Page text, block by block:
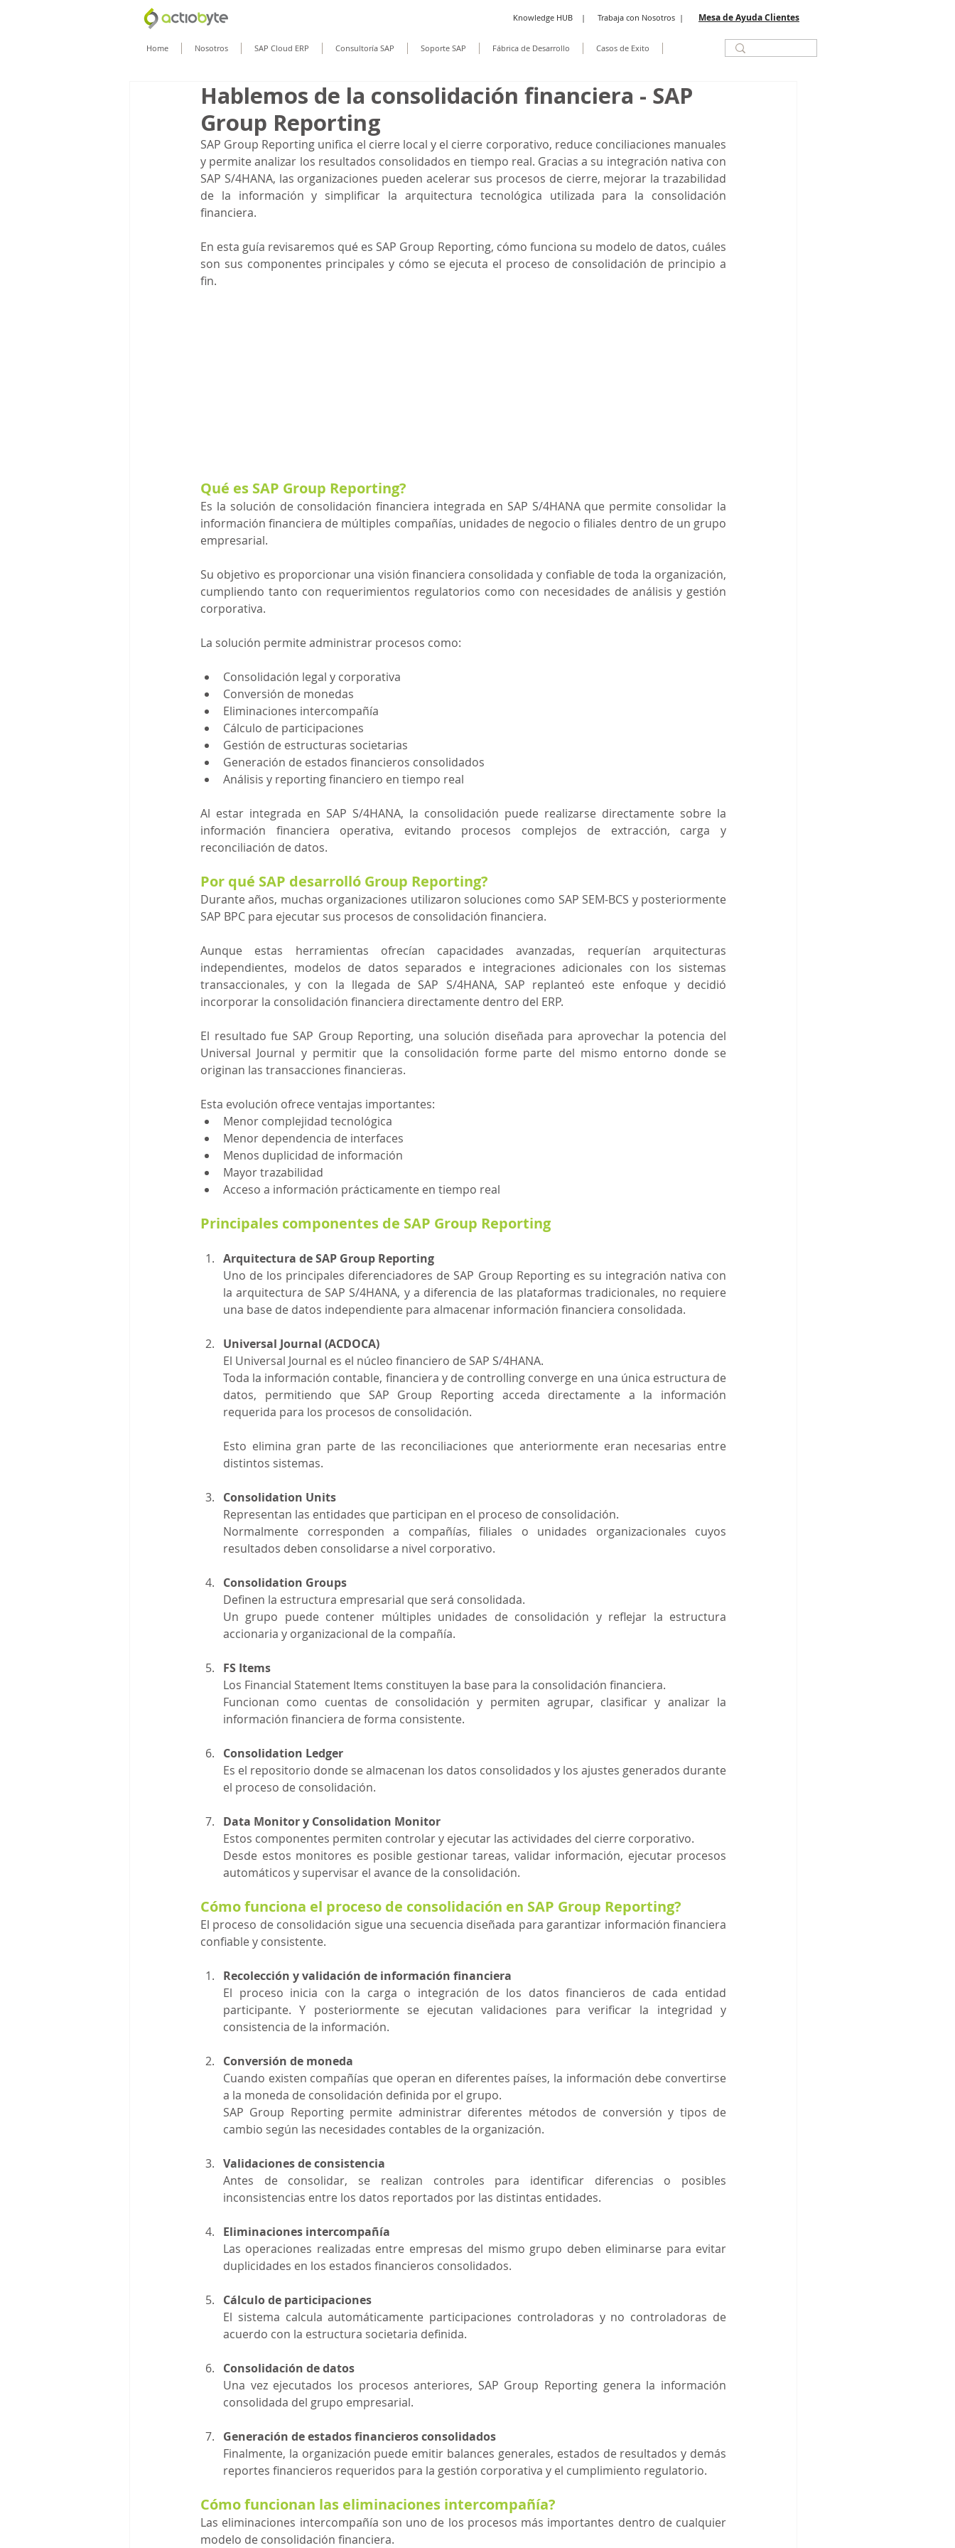
Knowledge HUB | Trabaja con Nosotros | Mesa de Ayuda Clientes
Home Nosotros SAP Cloud ERP Consultoría SAP Soporte SAP Fábrica de Desarrollo Casos de Exito
Hablemos de la consolidación financiera - SAP
Group Reporting
SAP Group Reporting unifica el cierre local y el cierre corporativo, reduce conciliaciones manuales
y permite analizar los resultados consolidados en tiempo real. Gracias a su integración nativa con
SAP S/4HANA, las organizaciones pueden acelerar sus procesos de cierre, mejorar la trazabilidad
de la información y simplificar la arquitectura tecnológica utilizada para la consolidación
financiera.
En esta guía revisaremos qué es SAP Group Reporting, cómo funciona su modelo de datos, cuáles
son sus componentes principales y cómo se ejecuta el proceso de consolidación de principio a
fin.
Qué es SAP Group Reporting?
Es la solución de consolidación financiera integrada en SAP S/4HANA que permite consolidar la
información financiera de múltiples compañías, unidades de negocio o filiales dentro de un grupo
empresarial.
Su objetivo es proporcionar una visión financiera consolidada y confiable de toda la organización,
cumpliendo tanto con requerimientos regulatorios como con necesidades de análisis y gestión
corporativa.
La solución permite administrar procesos como:
Consolidación legal y corporativa
Conversión de monedas
Eliminaciones intercompañía
Cálculo de participaciones
Gestión de estructuras societarias
Generación de estados financieros consolidados
Análisis y reporting financiero en tiempo real
Al estar integrada en SAP S/4HANA, la consolidación puede realizarse directamente sobre la
información financiera operativa, evitando procesos complejos de extracción, carga y
reconciliación de datos.
Por qué SAP desarrolló Group Reporting?
Durante años, muchas organizaciones utilizaron soluciones como SAP SEM-BCS y posteriormente
SAP BPC para ejecutar sus procesos de consolidación financiera.
Aunque estas herramientas ofrecían capacidades avanzadas, requerían arquitecturas
independientes, modelos de datos separados e integraciones adicionales con los sistemas
transaccionales, y con la llegada de SAP S/4HANA, SAP replanteó este enfoque y decidió
incorporar la consolidación financiera directamente dentro del ERP.
El resultado fue SAP Group Reporting, una solución diseñada para aprovechar la potencia del
Universal Journal y permitir que la consolidación forme parte del mismo entorno donde se
originan las transacciones financieras.
Esta evolución ofrece ventajas importantes:
Menor complejidad tecnológica
Menor dependencia de interfaces
Menos duplicidad de información
Mayor trazabilidad
Acceso a información prácticamente en tiempo real
Principales componentes de SAP Group Reporting
Arquitectura de SAP Group Reporting
Uno de los principales diferenciadores de SAP Group Reporting es su integración nativa con
la arquitectura de SAP S/4HANA, y a diferencia de las plataformas tradicionales, no requiere
una base de datos independiente para almacenar información financiera consolidada.
Universal Journal (ACDOCA)
El Universal Journal es el núcleo financiero de SAP S/4HANA.
Toda la información contable, financiera y de controlling converge en una única estructura de
datos, permitiendo que SAP Group Reporting acceda directamente a la información
requerida para los procesos de consolidación.
Esto elimina gran parte de las reconciliaciones que anteriormente eran necesarias entre
distintos sistemas.
Consolidation Units
Representan las entidades que participan en el proceso de consolidación.
Normalmente corresponden a compañías, filiales o unidades organizacionales cuyos
resultados deben consolidarse a nivel corporativo.
Consolidation Groups
Definen la estructura empresarial que será consolidada.
Un grupo puede contener múltiples unidades de consolidación y reflejar la estructura
accionaria y organizacional de la compañía.
FS Items
Los Financial Statement Items constituyen la base para la consolidación financiera.
Funcionan como cuentas de consolidación y permiten agrupar, clasificar y analizar la
información financiera de forma consistente.
Consolidation Ledger
Es el repositorio donde se almacenan los datos consolidados y los ajustes generados durante
el proceso de consolidación.
Data Monitor y Consolidation Monitor
Estos componentes permiten controlar y ejecutar las actividades del cierre corporativo.
Desde estos monitores es posible gestionar tareas, validar información, ejecutar procesos
automáticos y supervisar el avance de la consolidación.
Cómo funciona el proceso de consolidación en SAP Group Reporting?
El proceso de consolidación sigue una secuencia diseñada para garantizar información financiera
confiable y consistente.
Recolección y validación de información financiera
El proceso inicia con la carga o integración de los datos financieros de cada entidad
participante. Y posteriormente se ejecutan validaciones para verificar la integridad y
consistencia de la información.
Conversión de moneda
Cuando existen compañías que operan en diferentes países, la información debe convertirse
a la moneda de consolidación definida por el grupo.
SAP Group Reporting permite administrar diferentes métodos de conversión y tipos de
cambio según las necesidades contables de la organización.
Validaciones de consistencia
Antes de consolidar, se realizan controles para identificar diferencias o posibles
inconsistencias entre los datos reportados por las distintas entidades.
Eliminaciones intercompañía
Las operaciones realizadas entre empresas del mismo grupo deben eliminarse para evitar
duplicidades en los estados financieros consolidados.
Cálculo de participaciones
El sistema calcula automáticamente participaciones controladoras y no controladoras de
acuerdo con la estructura societaria definida.
Consolidación de datos
Una vez ejecutados los procesos anteriores, SAP Group Reporting genera la información
consolidada del grupo empresarial.
Generación de estados financieros consolidados
Finalmente, la organización puede emitir balances generales, estados de resultados y demás
reportes financieros requeridos para la gestión corporativa y el cumplimiento regulatorio.
Cómo funcionan las eliminaciones intercompañía?
Las eliminaciones intercompañía son uno de los procesos más importantes dentro de cualquier
modelo de consolidación financiera.